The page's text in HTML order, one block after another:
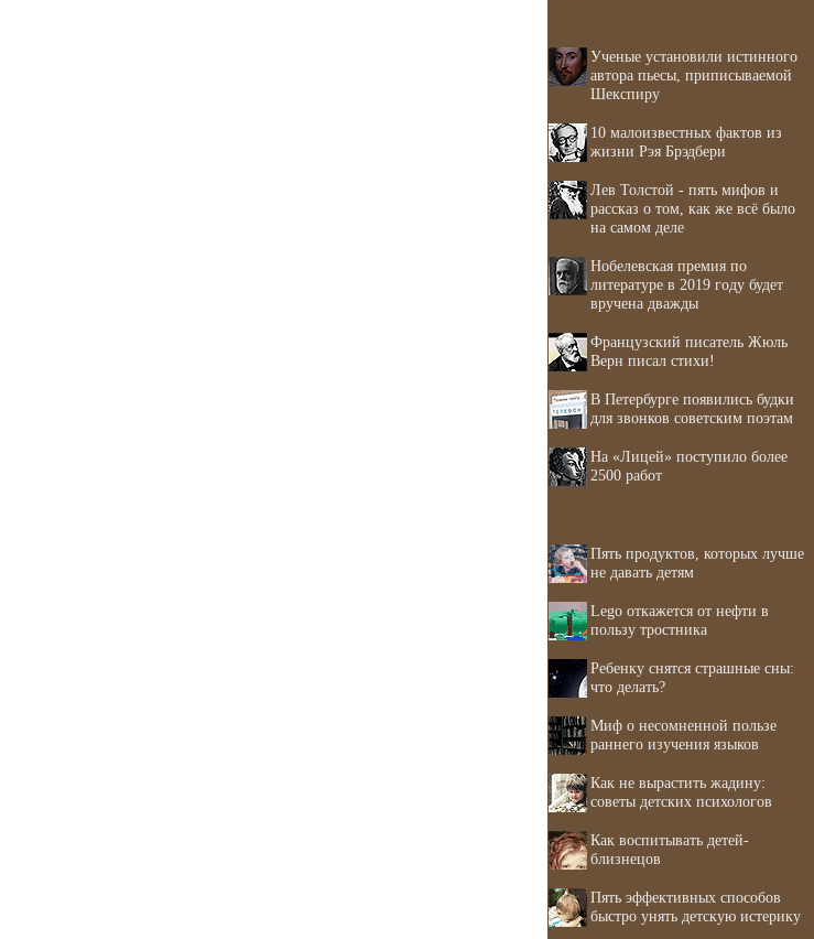
Ученые установили истинного
автора пьесы, приписываемой
Шекспиру
10 малоизвестных фактов из
жизни Рэя Брэдбери
Лев Толстой - пять мифов и
рассказ о том, как же всё было
на самом деле
Нобелевская премия по
литературе в 2019 году будет
вручена дважды
Французский писатель Жюль
Верн писал стихи!
В Петербурге появились будки
для звонков советским поэтам
На «Лицей» поступило более
2500 работ
Пять продуктов, которых лучше
не давать детям
Lego откажется от нефти в
пользу тростника
Ребенку снятся страшные сны:
что делать?
Миф о несомненной пользе
раннего изучения языков
Как не вырастить жадину:
советы детских психологов
Как воспитывать детей-
близнецов
Пять эффективных способов
быстро унять детскую истерику